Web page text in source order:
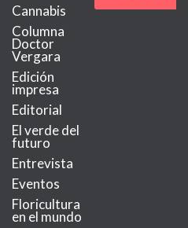
Cannabis
Columna
Doctor
Vergara
Edición
impresa
Editorial
El verde del
futuro
Entrevista
Eventos
Floricultura
en el mundo